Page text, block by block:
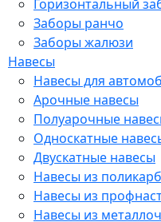
Горизонтальный
Заборы ранчо
Заборы жалюзи
Навесы
Навесы для
Арочные навесы
Полуарочные
Односкатные
Двускатные навесы
Навесы из
Навесы из
Навесы из